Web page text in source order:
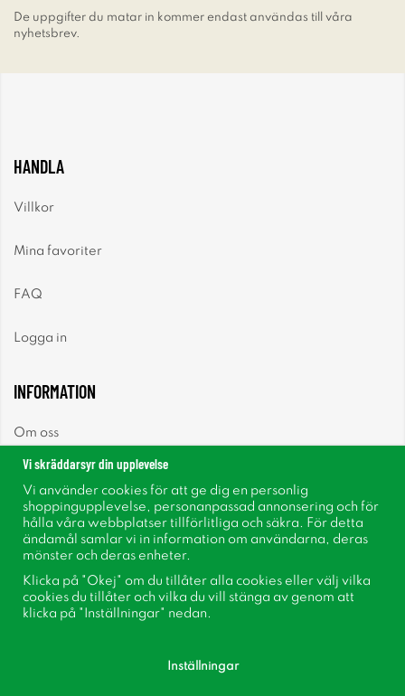
De uppgifter du matar in kommer endast användas till våra
nyhetsbrev.
HANDLA
Villkor
Mina favoriter
FAQ
Logga in
INFORMATION
Om oss
Nyhetsbrev
Om cookies
Inspiration
Vi skräddarsyr din upplevelse
Vi använder cookies för att ge dig en personlig
shoppingupplevelse, personanpassad annonsering och för
hålla våra webbplatser tillförlitliga och säkra. För detta
ändamål samlar vi in information om användarna, deras
mönster och deras enheter.
Klicka på "Okej" om du tillåter alla cookies eller välj vilka
cookies du tillåter och vilka du vill stänga av genom att
klicka på "Inställningar" nedan.
Inställningar